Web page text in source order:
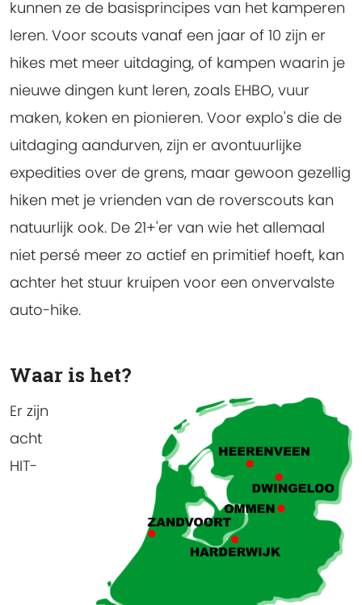
kunnen ze de basisprincipes van het kamperen
leren. Voor scouts vanaf een jaar of 10 zijn er
hikes met meer uitdaging, of kampen waarin je
nieuwe dingen kunt leren, zoals EHBO, vuur
maken, koken en pionieren. Voor explo's die de
uitdaging aandurven, zijn er avontuurlijke
expedities over de grens, maar gewoon gezellig
hiken met je vrienden van de roverscouts kan
natuurlijk ook. De 21+'er van wie het allemaal
niet persé meer zo actief en primitief hoeft, kan
achter het stuur kruipen voor een onvervalste
auto-hike.
Waar is het?
Er zijn
acht
HIT-